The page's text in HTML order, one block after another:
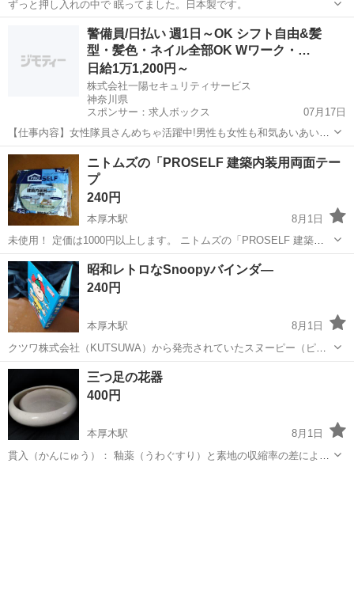
ずっと押し入れの中で 眠ってました。日本製です。
厚木市 本厚木駅 食器 東洋佐々木ガラス
警備員/日払い 週1日～OK シフト自由&髪
型・髪色・ネイル全部OK Wワーク・…
日給1万1,200円～
株式会社一陽セキュリティサービス
神奈川県
スポンサー：求人ボックス
07月17日
【仕事内容】女性隊員さんめちゃ活躍中!男性も女性も和気あいあいや
ってます 今回お任せするお仕事は… 通行する歩行者・車の案内のほか
パン屋さんでの見守り警備など! 季節によってはイベントの警備も お
任せいたします / ウチは男性も...
アルバイト・パート
ニトムズの「PROSELF 建築内装用両面テー
プ
240円
本厚木駅
8月1日
未使用！ 定価は1000円以上します。 ニトムズの「PROSELF 建築内
装用両面テープ No.515」です。 🛠️ 主な特徴 体に優しい設計: 厚生労
働省が定める室内濃度指針値をクリアした低VOC（揮発性有機化合
物）タイプ...
神奈川 厚木市 本厚木駅 家庭用品 プラスチック
昭和レトロなSnoopyバインダ―
240円
本厚木駅
8月1日
クツワ株式会社（KUTSUWA）から発売されていたスヌーピー（ピー
ナッツ）の昭和レトロなバインダ―。 デザイン: 鮮やかなブルーの背
景に、黄色いシャツを着たチャーリー・ブラウンと複数のスヌーピー
が描かれています。 製品タイプ...
神奈川 厚木市 本厚木駅
三つ足の花器
400円
本厚木駅
8月1日
貫入（かんにゅう）： 釉薬（うわぐすり）と素地の収縮率の差によっ